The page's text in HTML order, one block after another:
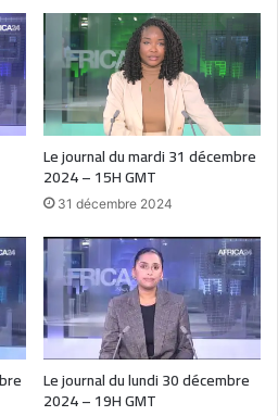
Le journal du mardi 31 décembre
2024 – 15H GMT
31 décembre 2024
Le journal du lundi 30 décembre
2024 – 19H GMT